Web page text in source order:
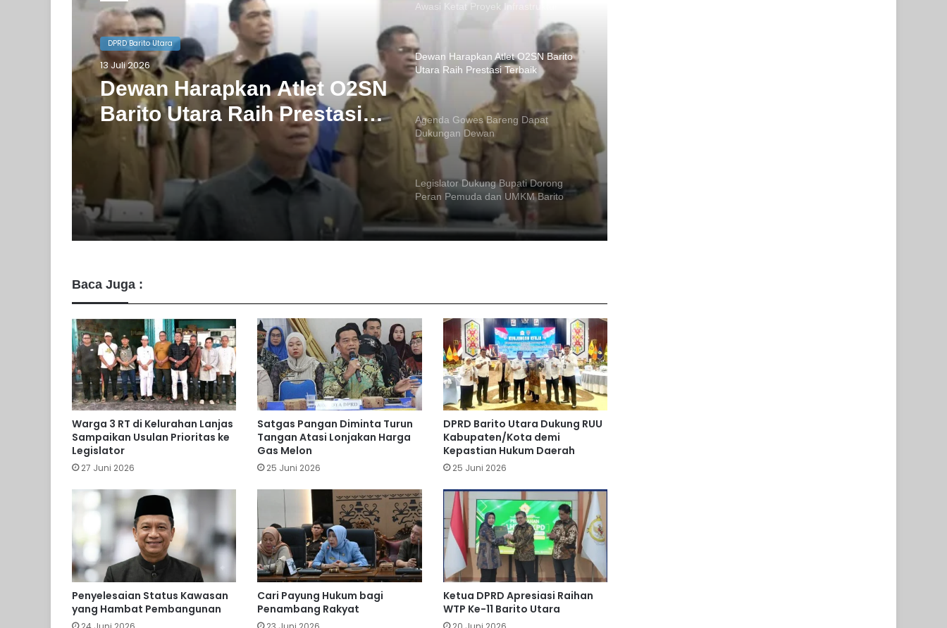
DPRD Barito Utara
13 Juli 2026
Dewan Harapkan Atlet O2SN
Barito Utara Raih Prestasi
Terbaik
DPRD Barito Utara
10 Juli 2026
Agenda Gowes Bareng
Dapat Dukungan Dewan
Utara Raih Prestasi Terbaik
Agenda Gowes Bareng Dapat
Dukungan Dewan
Legislator Dukung Bupati Dorong
Peran Pemuda dan UMKM Barito
Utara
Hari Bhayangkara, Dewan Apresiasi
Sinergi Polri dan Pemkab Barito Utara
Ucapkan Selamat Hari Jadi ke-76
Barito Utara
Dirgahayu Bumi Iya Mulik Bengkang
Turan: DPRD Barito Utara Hadiri
Upacara HUT ke-76
Batara Expo Momentum Dorong
Potensi dan Ekonomi Lokal
Pimpinan DPRD Barito Utara
Apresiasi Dedikasi Polri
Dewan Dukung Langkah Tegas Bupati
Awasi Ketat Proyek Infrastruktur
Baca Juga :
Warga 3 RT di Kelurahan Lanjas
Sampaikan Usulan Prioritas ke
Legislator
27 Juni 2026
Satgas Pangan Diminta Turun
Tangan Atasi Lonjakan Harga
Gas Melon
25 Juni 2026
DPRD Barito Utara Dukung RUU
Kabupaten/Kota demi
Kepastian Hukum Daerah
25 Juni 2026
Penyelesaian Status Kawasan
yang Hambat Pembangunan
Cari Payung Hukum bagi
Penambang Rakyat
Ketua DPRD Apresiasi Raihan
WTP Ke-11 Barito Utara